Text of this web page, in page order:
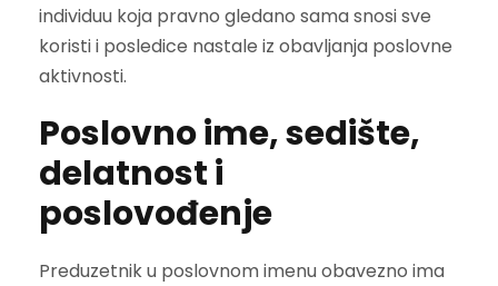
individuu koja pravno gledano sama snosi sve
koristi i posledice nastale iz obavljanja poslovne
aktivnosti.
Poslovno ime, sedište,
delatnost i
poslovođenje
Preduzetnik u poslovnom imenu obavezno ima